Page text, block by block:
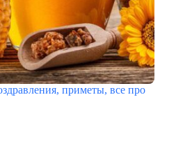
приметы, все про